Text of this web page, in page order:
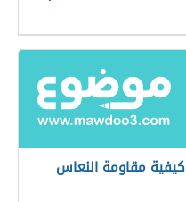
كيفية مقاومة النعاس